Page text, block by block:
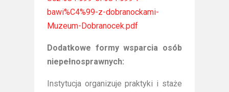
bawi%C4%99-z-dobranockami-
Muzeum-Dobranocek.pdf
Dodatkowe formy wsparcia osób
niepełnosprawnych:
Instytucja organizuje praktyki i staże